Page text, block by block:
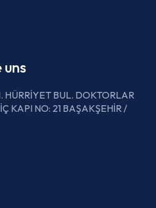
HÜRRİYET BUL. DOKTORLAR
KAPI NO: 21 BAŞAKŞEHİR /